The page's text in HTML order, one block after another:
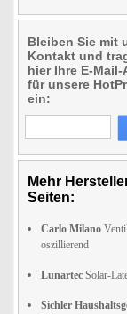
Bleiben Sie mit
Kontakt und
hier Ihre E-Mail-
für unsere
ein:
Mehr
Seiten:
Carlo Milano
oszillierend
Lunartec Solar-
Sichler